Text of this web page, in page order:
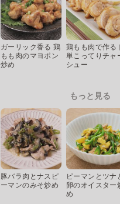
ガーリック香る 鶏
もも肉のマヨポン
炒め
鶏もも肉で作る
単こってりチャ
シュー
もっと見る
豚バラ肉とナスピ
ーマンのみそ炒め
ピーマンとツナ
卵のオイスター
め